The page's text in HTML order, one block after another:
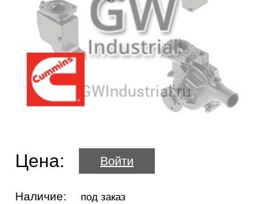
Цена: Войти
Наличие: под заказ